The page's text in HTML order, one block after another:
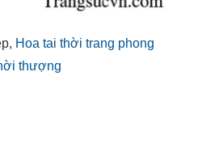
Hoa tai thời trang phong
thượng